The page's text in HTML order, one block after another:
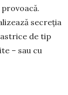
secreţia
de tip
– sau cu